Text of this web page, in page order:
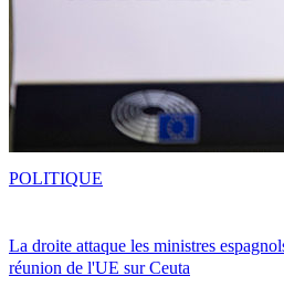
La droite attaque les ministres
réunion de l'UE sur Ceuta
POLITIQUE